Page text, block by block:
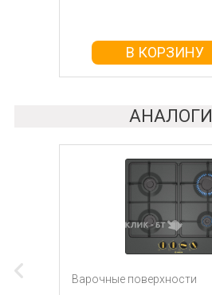
В КОРЗИНУ
В КОРЗИНУ
АНАЛОГИ
Варочные поверхности
Варочные поверхности